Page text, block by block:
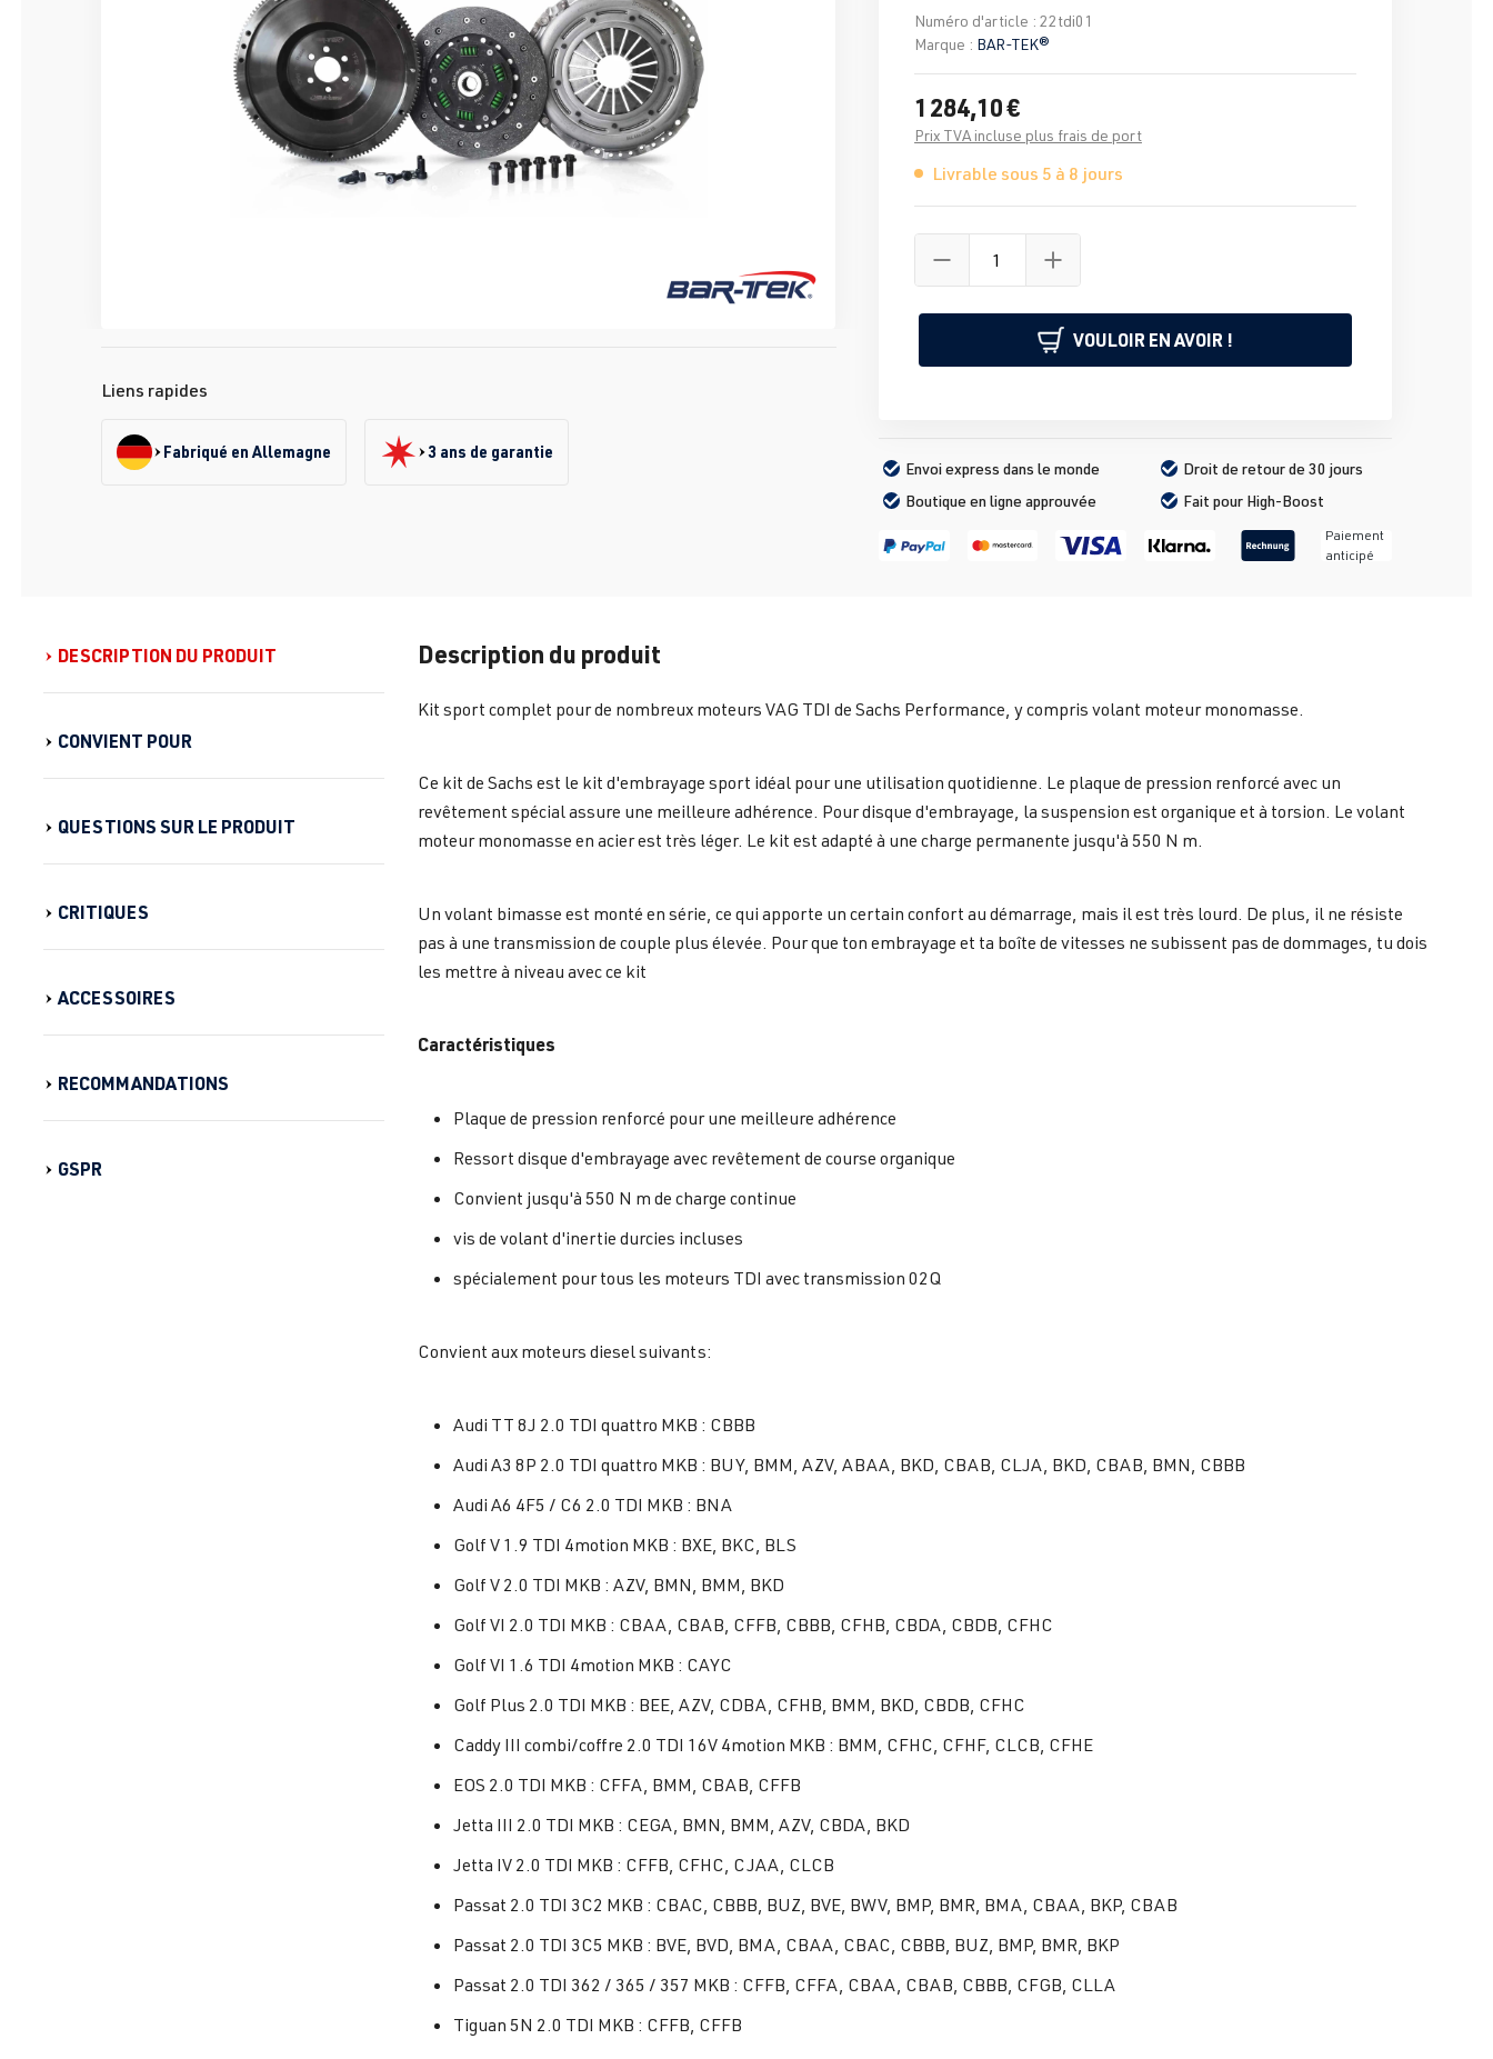
Liens rapides
Fabriqué en Allemagne 3 ans de garantie
Numéro d'article : 22tdi01
Marque : BAR-TEK®
1 284,10 €
Prix TVA incluse plus frais de port
Livrable sous 5 à 8 jours
VOULOIR EN AVOIR !
Envoi express dans le monde
Droit de retour de 30 jours
Boutique en ligne approuvée
Fait pour High-Boost
Paiement
anticipé
DESCRIPTION DU PRODUIT
CONVIENT POUR
QUESTIONS SUR LE PRODUIT
CRITIQUES
ACCESSOIRES
RECOMMANDATIONS
GSPR
Description du produit
Kit sport complet pour de nombreux moteurs VAG TDI de Sachs Performance, y compris volant moteur monomasse.
Ce kit de Sachs est le kit d'embrayage sport idéal pour une utilisation quotidienne. Le plaque de pression renforcé avec un
revêtement spécial assure une meilleure adhérence. Pour disque d'embrayage, la suspension est organique et à torsion. Le volant
moteur monomasse en acier est très léger. Le kit est adapté à une charge permanente jusqu'à 550 N m.
Un volant bimasse est monté en série, ce qui apporte un certain confort au démarrage, mais il est très lourd. De plus, il ne résiste
pas à une transmission de couple plus élevée. Pour que ton embrayage et ta boîte de vitesses ne subissent pas de dommages, tu dois
les mettre à niveau avec ce kit
Caractéristiques
Plaque de pression renforcé pour une meilleure adhérence
Ressort disque d'embrayage avec revêtement de course organique
Convient jusqu'à 550 N m de charge continue
vis de volant d'inertie durcies incluses
spécialement pour tous les moteurs TDI avec transmission 02Q
Convient aux moteurs diesel suivants:
Audi TT 8J 2.0 TDI quattro MKB : CBBB
Audi A3 8P 2.0 TDI quattro MKB : BUY, BMM, AZV, ABAA, BKD, CBAB, CLJA, BKD, CBAB, BMN, CBBB
Audi A6 4F5 / C6 2.0 TDI MKB : BNA
Golf V 1.9 TDI 4motion MKB : BXE, BKC, BLS
Golf V 2.0 TDI MKB : AZV, BMN, BMM, BKD
Golf VI 2.0 TDI MKB : CBAA, CBAB, CFFB, CBBB, CFHB, CBDA, CBDB, CFHC
Golf VI 1.6 TDI 4motion MKB : CAYC
Golf Plus 2.0 TDI MKB : BEE, AZV, CDBA, CFHB, BMM, BKD, CBDB, CFHC
Caddy III combi/coffre 2.0 TDI 16V 4motion MKB : BMM, CFHC, CFHF, CLCB, CFHE
EOS 2.0 TDI MKB : CFFA, BMM, CBAB, CFFB
Jetta III 2.0 TDI MKB : CEGA, BMN, BMM, AZV, CBDA, BKD
Jetta IV 2.0 TDI MKB : CFFB, CFHC, CJAA, CLCB
Passat 2.0 TDI 3C2 MKB : CBAC, CBBB, BUZ, BVE, BWV, BMP, BMR, BMA, CBAA, BKP, CBAB
Passat 2.0 TDI 3C5 MKB : BVE, BVD, BMA, CBAA, CBAC, CBBB, BUZ, BMP, BMR, BKP
Passat 2.0 TDI 362 / 365 / 357 MKB : CFFB, CFFA, CBAA, CBAB, CBBB, CFGB, CLLA
Tiguan 5N 2.0 TDI MKB : CFFB, CFFB